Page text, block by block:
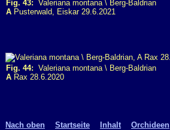
Fig. 43: Valeriana montana \ Berg-Baldrian
A Pusterwald, Eiskar 29.6.2021
Fig. 44: Valeriana montana \ Berg-Baldrian
A Rax 28.6.2020
Nach oben Startseite Inhalt Orchideen